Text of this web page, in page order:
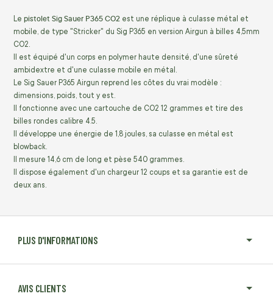
PLUS D'INFORMATIONS
AVIS CLIENTS
Le pistolet Sig Sauer P365 CO2 est une réplique à culasse métal et
mobile, de type "Stricker" du Sig P365 en version Airgun à billes 4,5mm
CO2.
Il est équipé d'un corps en polymer haute densité, d'une sûreté
ambidextre et d'une culasse mobile en métal.
Le Sig Sauer P365 Airgun reprend les côtes du vrai modèle :
dimensions, poids, tout y est.
Il fonctionne avec une cartouche de CO2 12 grammes et tire des
billes rondes calibre 4.5.
Il développe une énergie de 1,8 joules, sa culasse en métal est
blowback.
Il mesure 14,6 cm de long et pèse 540 grammes.
Il dispose également d'un chargeur 12 coups et sa garantie est de
deux ans.